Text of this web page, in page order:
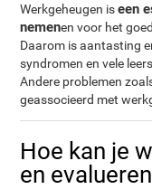
Werkgeheugen iseen
nemenen voor het
Daarom is aantasting
syndromen en vele
Andere problemen
geassocieerd met
Hoe kan je
en